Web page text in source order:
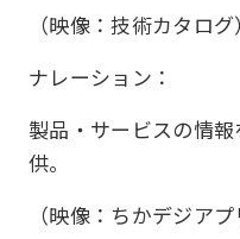
（映像：技術カタログ）
ナレーション：
製品・サービスの情
供。
（映像：ちかデジア